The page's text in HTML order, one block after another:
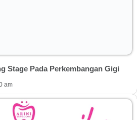
Stage Pada Perkembangan Gigi
am